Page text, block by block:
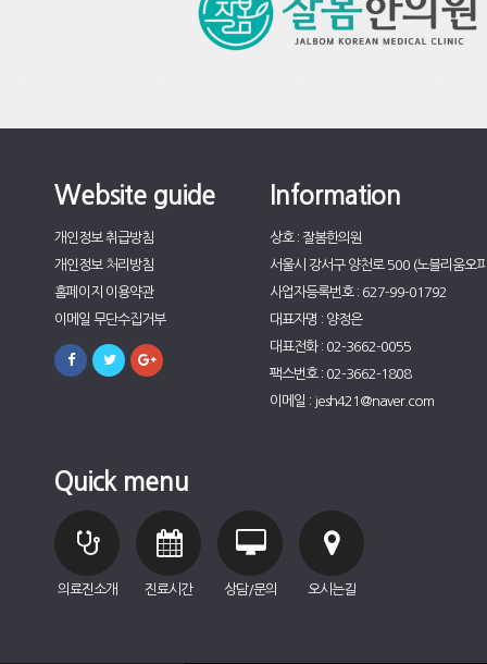
Website guide
개인정보 취급방침
개인정보 처리방침
홈페이지 이용약관
이메일 무단수집거부
Information
상호 : 잘봄한의원
서울시 강서구 양천로 500 (노블리움오
사업자등록번호 : 627-99-01792
대표자명 : 양정은
대표전화 : 02-3662-0055
팩스번호 : 02-3662-1808
이메일 : jesh421@naver.com
Quick menu
의료진소개 진료시간 상담/문의 오시는길